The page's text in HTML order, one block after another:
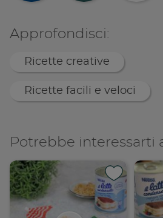
Approfondisci:
Ricette creative
Ricette facili e veloci
Potrebbe interessarti